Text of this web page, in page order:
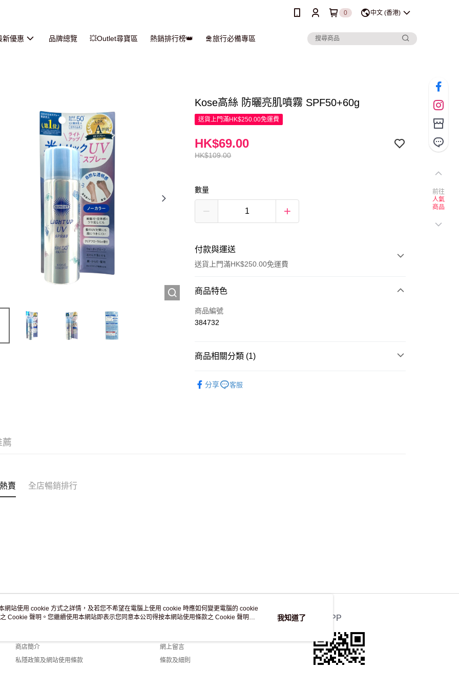
0 中文 (香港)
新優惠 品牌總覽 💥Outlet尋寶區 熱銷排行榜👑 🛅旅行必備專區
Kose高絲 防曬亮肌噴霧 SPF50+60g
送貨上門滿HK$250.00免運費
HK$109.00
HK$69.00
數量
付款與運送
送貨上門滿HK$250.00免運費
付款方式
信用卡
商品特色
商品編號
384732
商品相關分類 (1)
分享
客服
薦
賣 全店暢銷排行
關於我們
商店簡介
私隱政策及網站使用條款
客戶服務
網上留言
條款及細則
官方APP
前往
人氣
商品
網站使用 cookie 方式之詳情，及若您不希望在電腦上使用 cookie 時應如何變更電腦的 cookie
Cookie 聲明。您繼續使用本網站即表示您同意本公司得按本網站使用條款之 Cookie 聲明使
我知道了